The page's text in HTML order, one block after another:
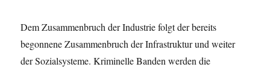
Dem Zusammenbruch der Industrie folgt der bereits
begonnene Zusammenbruch der Infrastruktur und weiter
der Sozialsysteme. Kriminelle Banden werden die